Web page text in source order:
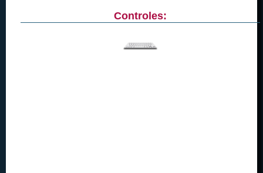
Controles: